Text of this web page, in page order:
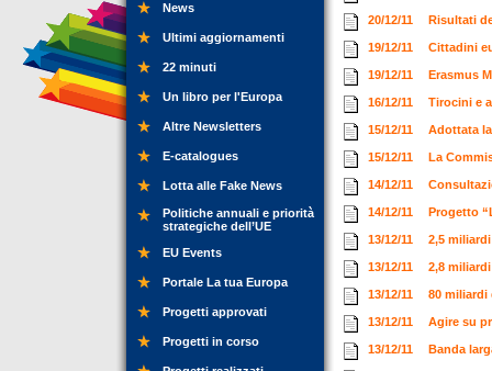
News
Ultimi aggiornamenti
22 minuti
Un libro per l'Europa
Altre Newsletters
E-catalogues
Lotta alle Fake News
Politiche annuali e priorità
strategiche dell’UE
EU Events
Portale La tua Europa
Progetti approvati
Progetti in corso
20/12/11 Risultati
19/12/11 Cittadini
19/12/11 Erasmus
16/12/11 Tirocini e
15/12/11 Adottata
15/12/11 La
14/12/11
14/12/11 Progetto
13/12/11 2,5
13/12/11 2,8
13/12/11 80 miliardi
13/12/11 Agire su
13/12/11 Banda